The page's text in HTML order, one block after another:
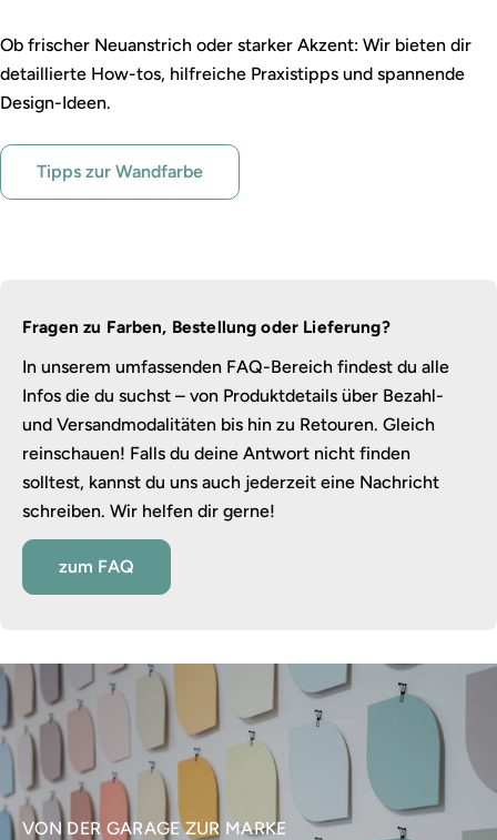
Ob frischer Neuanstrich oder starker Akzent: Wir bieten dir
detaillierte How-tos, hilfreiche Praxistipps und spannende
Design-Ideen.
Tipps zur Wandfarbe
Fragen zu Farben, Bestellung oder Lieferung?
In unserem umfassenden FAQ-Bereich findest du alle
Infos die du suchst – von Produktdetails über Bezahl-
und Versandmodalitäten bis hin zu Retouren. Gleich
reinschauen! Falls du deine Antwort nicht finden
solltest, kannst du uns auch jederzeit eine Nachricht
schreiben. Wir helfen dir gerne!
zum FAQ
VON DER GARAGE ZUR MARKE